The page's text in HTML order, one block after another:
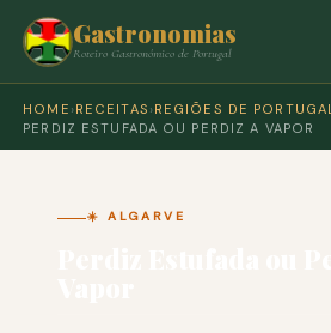
Gastronomias
Roteiro Gastronómico de Portugal
HOME › RECEITAS › REGIÕES DE PORTUGAL
PERDIZ ESTUFADA OU PERDIZ A VAPOR
☀️ ALGARVE